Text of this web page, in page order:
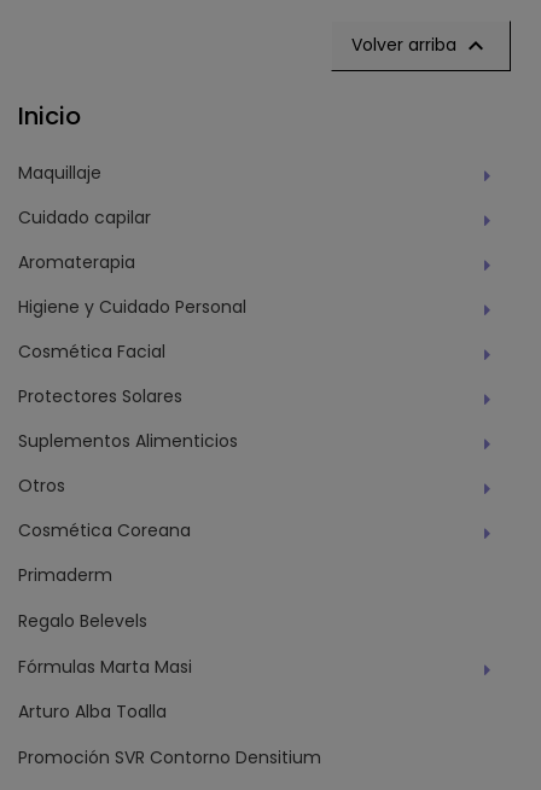
Inicio
Maquillaje
Cuidado capilar
Aromaterapia
Higiene y Cuidado Personal
Cosmética Facial
Protectores Solares
Suplementos Alimenticios
Otros
Cosmética Coreana
Primaderm
Regalo Belevels
Fórmulas Marta Masi
Arturo Alba Toalla
Promoción SVR Contorno Densitium
Volver arriba 